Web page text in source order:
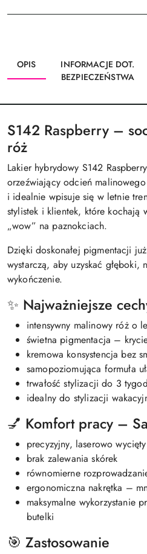
OPIS
INFORMACJE DOT.
BEZPIECZEŃSTWA
S142 Raspberry –
róż
Lakier hybrydowy S142
orzeźwiający odcień
i idealnie wpisuje się w letnie
stylistek i klientek, które kochają
„wow” na paznokciach.
Dzięki doskonałej pigmentacji
wystarczą, aby uzyskać
wykończenie.
✨ Najważniejsze
intensywny malinowy róż o
świetna pigmentacja –
kremowa konsystencja bez
samopoziomująca formuła
trwałość stylizacji do 3
idealny do stylizacji
💅 Komfort pracy –
precyzyjny, laserowo
brak zalewania skórek
równomierne
ergonomiczna nakrętka –
maksymalne wykorzystanie
butelki
🎯 Zastosowanie